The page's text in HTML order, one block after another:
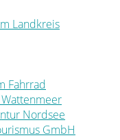
Landkreis
Fahrrad
Nordsee
GmbH